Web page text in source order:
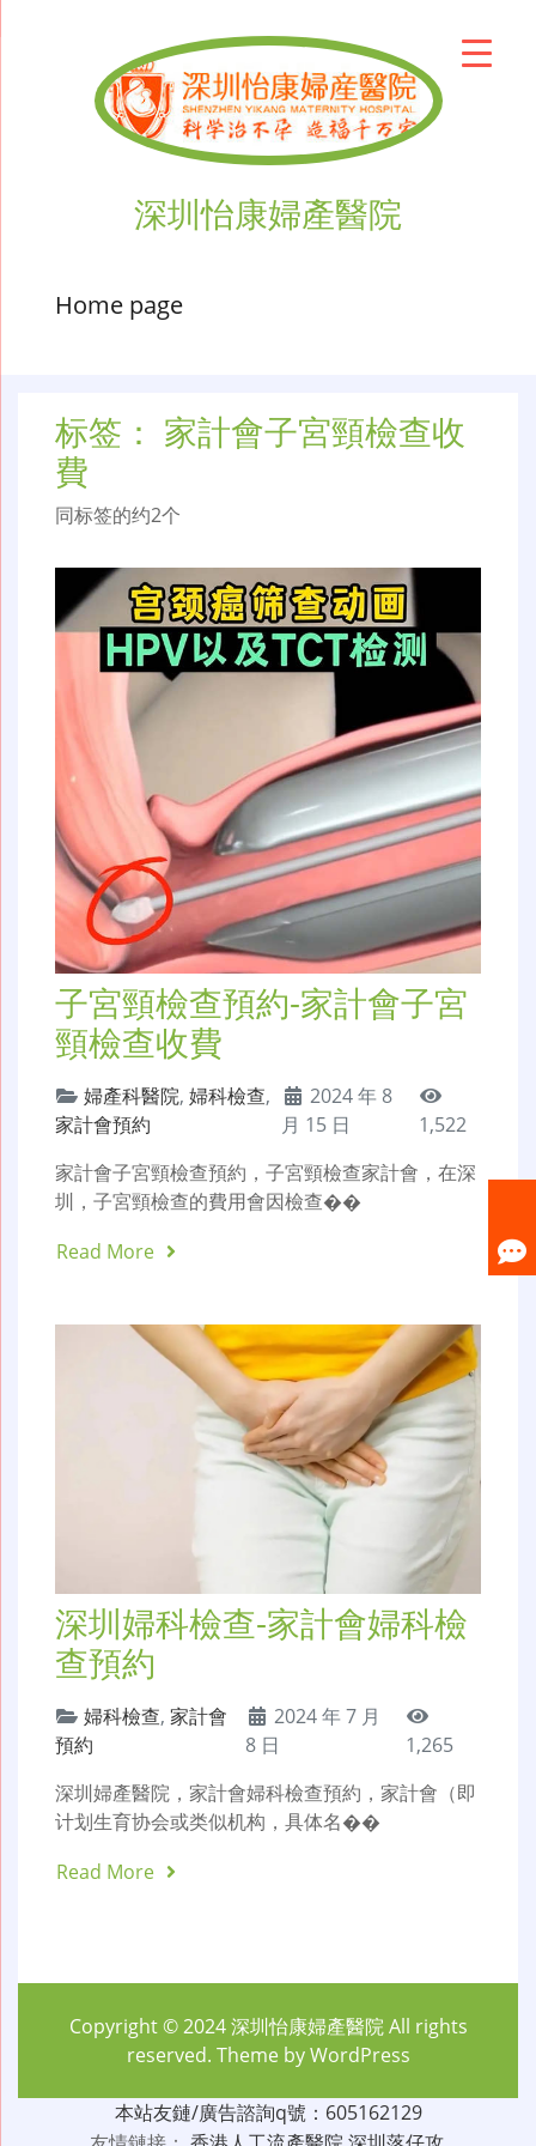
深圳怡康婦產醫院
Home page
标签： 家計會子宮頸檢查收
費
同标签的约2个
子宮頸檢查預約-家計會子宮
頸檢查收費
婦產科醫院, 婦科檢查,
家計會預約
2024 年 8
月 15 日
1,522
家計會子宮頸檢查預約，子宮頸檢查家計會，在深
圳，子宮頸檢查的費用會因檢查��
Read More
深圳婦科檢查-家計會婦科檢
查預約
婦科檢查, 家計會
預約
2024 年 7 月
8 日
1,265
深圳婦產醫院，家計會婦科檢查預約，家計會（即
计划生育协会或类似机构，具体名��
Read More
Copyright © 2024深圳怡康婦產醫院All rights
reserved. Theme byWordPress
本站友鏈/廣告諮詢q號：605162129